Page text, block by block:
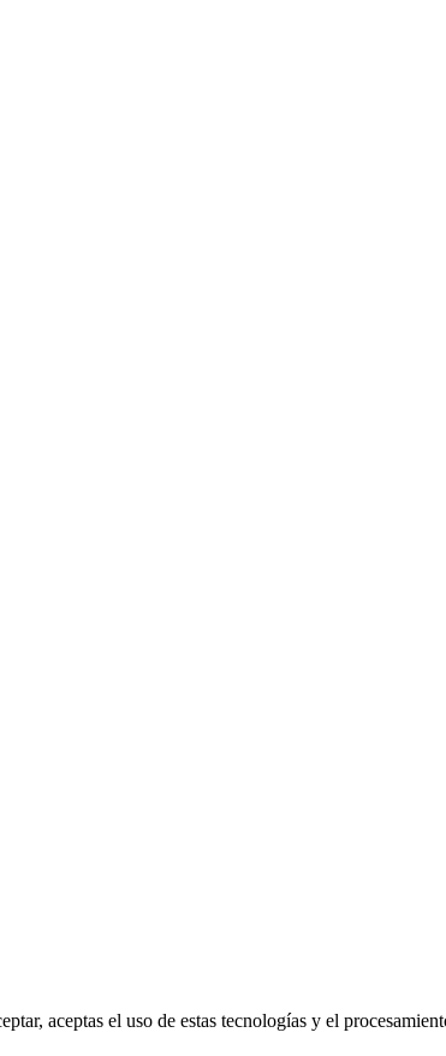
aceptas el uso de estas tecnologías y el